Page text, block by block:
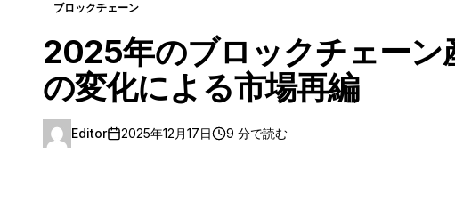
ブロックチェーン
2025年のブロックチェーン
の変化による市場再編
Editor 2025年12月17日 9 分で読む